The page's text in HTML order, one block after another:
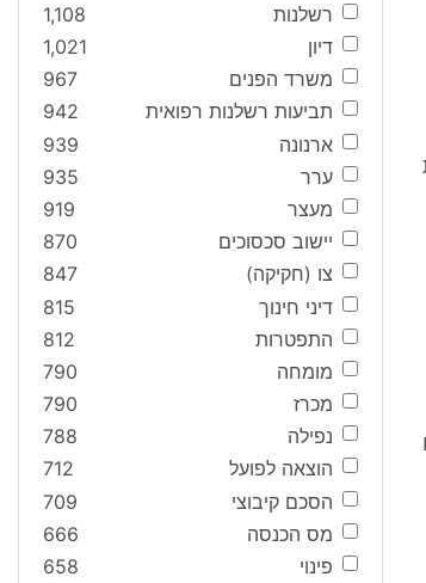
רשלנות
1,108
דיון
1,021
משרד הפנים
967
תביעות רשלנות רפואית
942
ארנונה
939
ערר
935
מעצר
919
יישוב סכסוכים
870
צו (חקיקה)
847
דיני חינוך
815
התפטרות
812
מומחה
790
מכרז
790
נפילה
788
הוצאה לפועל
712
הסכם קיבוצי
709
מס הכנסה
666
פינוי
658